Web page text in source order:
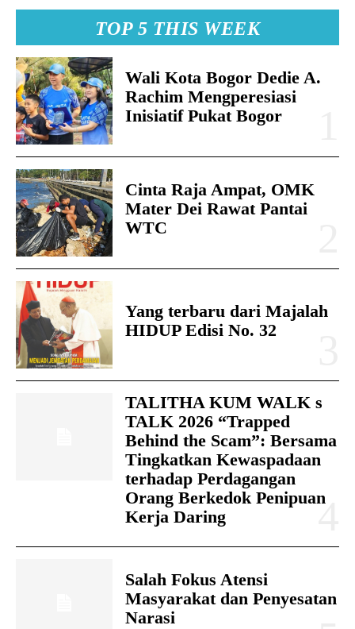
TOP 5 THIS WEEK
Wali Kota Bogor Dedie A.
Rachim Mengperesiasi
Inisiatif Pukat Bogor
Cinta Raja Ampat, OMK
Mater Dei Rawat Pantai
WTC
Yang terbaru dari Majalah
HIDUP Edisi No. 32
TALITHA KUM WALK s
TALK 2026 “Trapped
Behind the Scam”: Bersama
Tingkatkan Kewaspadaan
terhadap Perdagangan
Orang Berkedok Penipuan
Kerja Daring
Salah Fokus Atensi
Masyarakat dan Penyesatan
Narasi